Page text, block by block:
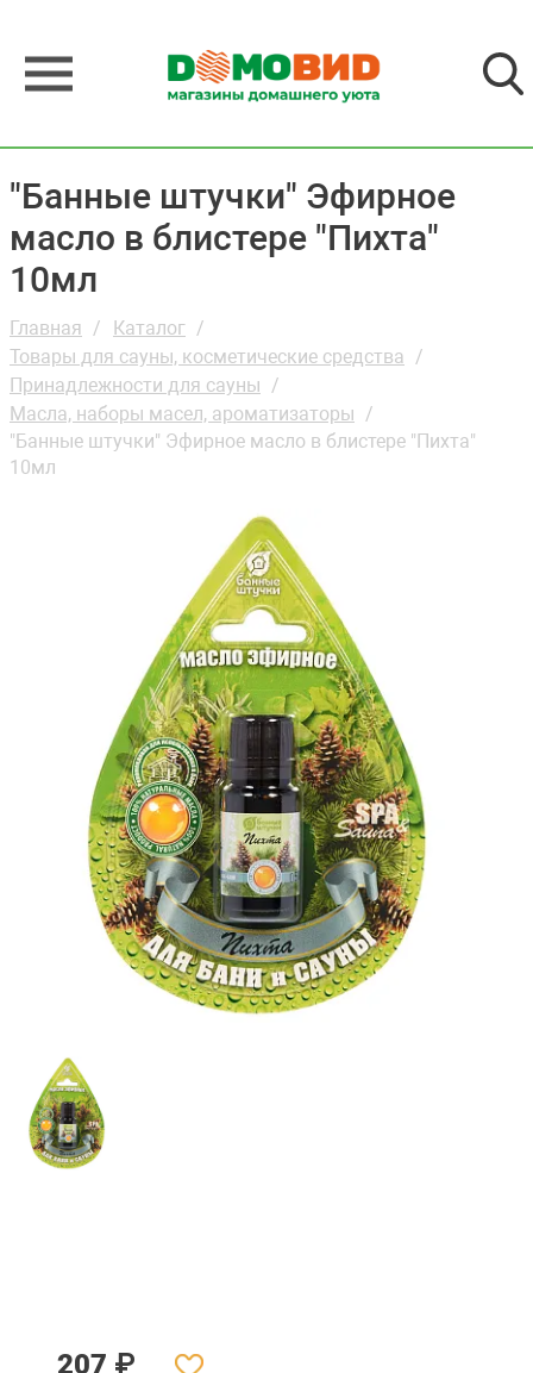
"Банные штучки" Эфирное
масло в блистере "Пихта"
10мл
Главная
Каталог
Товары для сауны, косметические средства
Принадлежности для сауны
Масла, наборы масел, ароматизаторы
"Банные штучки" Эфирное масло в блистере "Пихта"
10мл
207 ₽